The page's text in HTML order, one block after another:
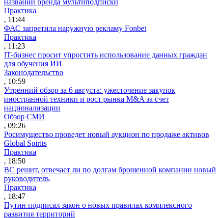
Практика
, 11:44
ФАС запретила наружную рекламу Fonbet
Практика
, 11:23
IT-бизнес просит упростить использование данных граждан
для обучения ИИ
Законодательство
, 10:59
Утренний обзор за 6 августа: ужесточение закупок
иностранной техники и рост рынка M&A за счет
национализации
Обзор СМИ
, 09:26
Росимущество проведет новый аукцион по продаже активов
Global Spirits
Практика
, 18:50
ВС решит, отвечает ли по долгам брошенной компании новый
руководитель
Практика
, 18:47
Путин подписал закон о новых правилах комплексного
развития территорий